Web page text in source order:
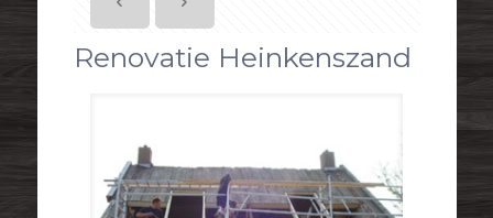
Renovatie Heinkenszand